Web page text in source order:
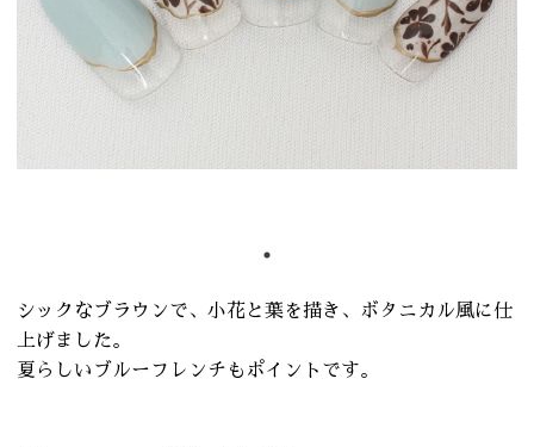
シックなブラウンで、小花と葉を描き、ボタニカル風に仕
上げました。
夏らしいブルーフレンチもポイントです。